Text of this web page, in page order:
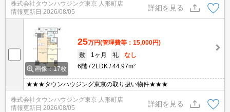
株式会社タウンハウジング東京 人形町店
情報更新日 2026/08/05
詳細を見る
画像：17枚
25万円(管理費等：15,000円)
敷
1ヶ月 礼
なし
6階
2LDK 44.97m²
★★★タウンハウジング東京の取り扱い物件★★★
株式会社タウンハウジング東京 人形町店
情報更新日 2026/08/05
詳細を見る